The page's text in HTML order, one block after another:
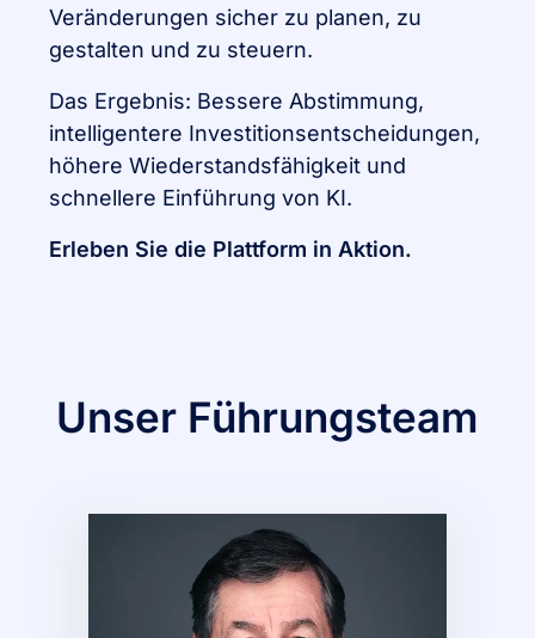
Veränderungen sicher zu planen, zu
gestalten und zu steuern.
Das Ergebnis: Bessere Abstimmung,
intelligentere Investitionsentscheidungen,
höhere Wiederstandsfähigkeit und
schnellere Einführung von KI.
Erleben Sie die Plattform in Aktion.
Unser Führungsteam